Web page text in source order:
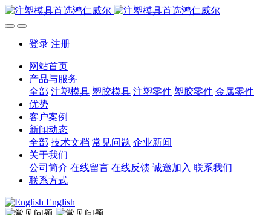
登录 注册
网站首页
产品与服务
全部 注塑模具 塑胶模具 注塑零件 塑胶零件 金属零件
优势
客户案例
新闻动态
全部 技术文档 常见问题 企业新闻
关于我们
公司简介 在线留言 在线反馈 诚邀加入 联系我们
联系方式
English